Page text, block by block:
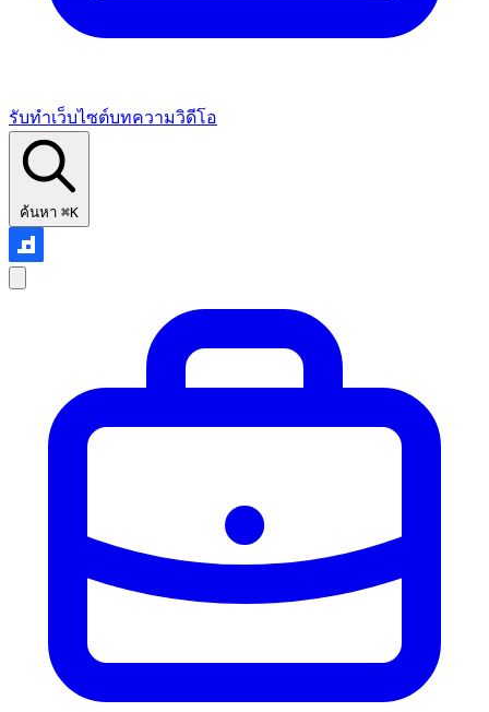
รับทำเว็บไซต์บทความวิดีโอ
ค้นหา ⌘K